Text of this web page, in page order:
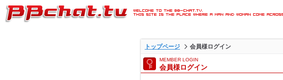
ライブ2ショットチャットが楽しめる
BBチャットTVの会員様ログインペー
トップページ 会員様ログイン
MEMBER LOGIN
会員様ログイン